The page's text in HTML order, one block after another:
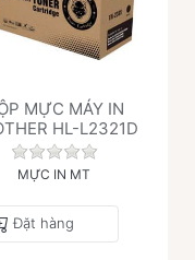
sản phẩm này.
MỰC MÁY IN
HL-L2321D
Chưa có đánh giá
MỰC IN MT
Đặt hàng